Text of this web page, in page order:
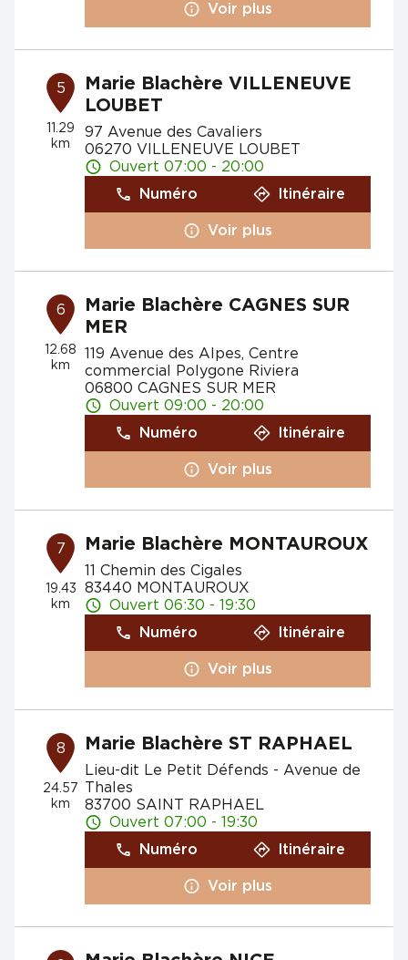
Voir plus
5
11.29
km
Marie Blachère VILLENEUVE
LOUBET
97 Avenue des Cavaliers
06270 VILLENEUVE LOUBET
Ouvert 07:00 - 20:00
Numéro
Itinéraire
Voir plus
6
12.68
km
Marie Blachère CAGNES SUR
MER
119 Avenue des Alpes, Centre
commercial Polygone Riviera
06800 CAGNES SUR MER
Ouvert 09:00 - 20:00
Numéro
Itinéraire
Voir plus
7
19.43
km
Marie Blachère MONTAUROUX
11 Chemin des Cigales
83440 MONTAUROUX
Ouvert 06:30 - 19:30
Numéro
Itinéraire
Voir plus
8
24.57
km
Marie Blachère ST RAPHAEL
Lieu-dit Le Petit Défends - Avenue de
Thales
83700 SAINT RAPHAEL
Ouvert 07:00 - 19:30
Numéro
Itinéraire
Voir plus